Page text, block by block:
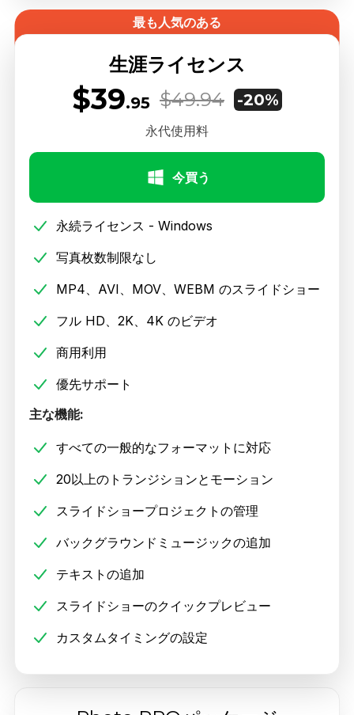
最も人気のある
生涯ライセンス
$39.95 $49.94 -20%
永代使用料
今買う
永続ライセンス - Windows
写真枚数制限なし
MP4、AVI、MOV、WEBM のスライドショー
フル HD、2K、4K のビデオ
商用利用
優先サポート
主な機能:
すべての一般的なフォーマットに対応
20以上のトランジションとモーション
スライドショープロジェクトの管理
バックグラウンドミュージックの追加
テキストの追加
スライドショーのクイックプレビュー
カスタムタイミングの設定